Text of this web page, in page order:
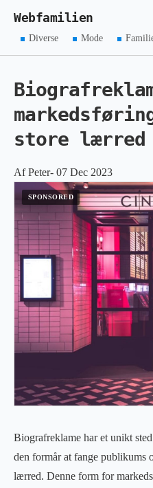
Webfamilien
Diverse Mode
store lærred
Af Peter- 07 Dec 2023
Biografreklame har et unikt
den formår at fange publikums
lærred. Denne form for